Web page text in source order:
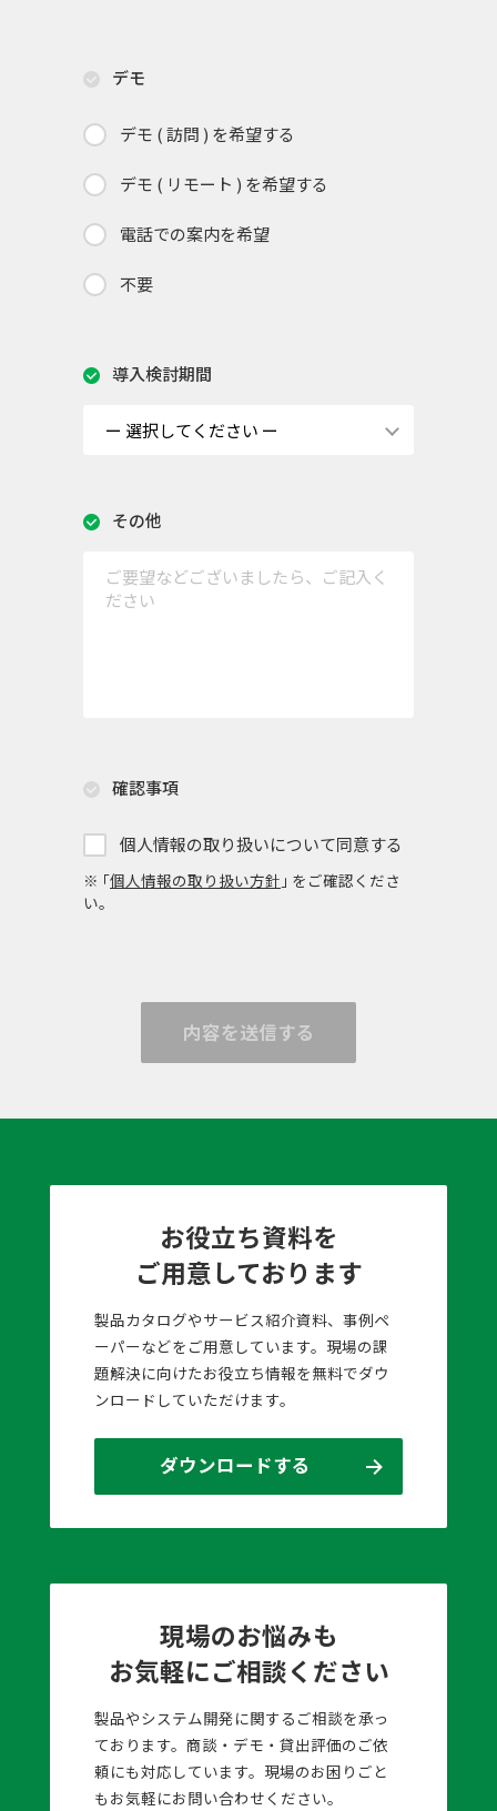
デモ
デモ ( 訪問 ) を希望する
デモ ( リモート ) を希望する
電話での案内を希望
不要
導入検討期間
その他
確認事項
個人情報の取り扱いについて同意する
※ ｢個人情報の取り扱い方針 ｣ をご確認くださ
い。
内容を送信する
お役立ち資料を
ご用意しております
製品カタログやサービス紹介資料、事例ペ
ーパーなどをご用意しています。現場の課
題解決に向けたお役立ち情報を無料でダウ
ンロードしていただけます。
ダウンロードする
現場のお悩みも
お気軽にご相談ください
製品やシステム開発に関するご相談を承っ
ております。商談・デモ・貸出評価のご依
頼にも対応しています。現場のお困りごと
もお気軽にお問い合わせください。